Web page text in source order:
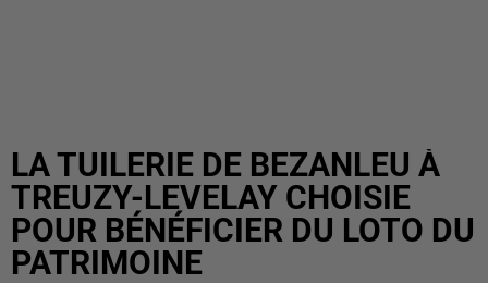
LA TUILERIE DE BEZANLEU À
TREUZY-LEVELAY CHOISIE
POUR BÉNÉFICIER DU LOTO DU
PATRIMOINE